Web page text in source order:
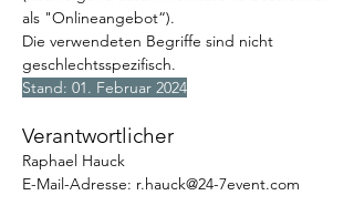
als "Onlineangebot“).
Die verwendeten Begriffe sind nicht
geschlechtsspezifisch.
Stand: 01. Februar 2024
Verantwortlicher
Raphael Hauck
E-Mail-Adresse: r.hauck@24-7event.com